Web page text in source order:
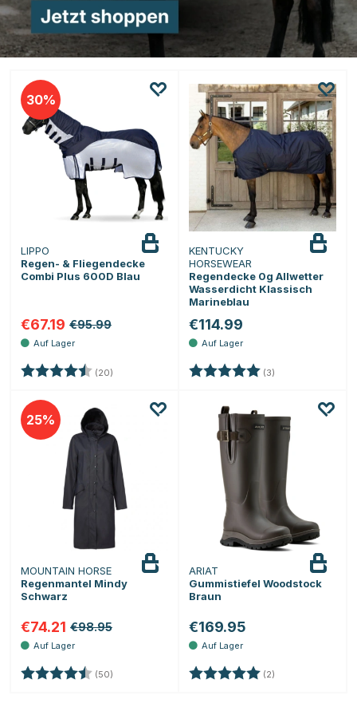
30
LIPPO
Regen- & Fliegendecke
Combi Plus 600D Blau
€67.19 €95.99
Bewertung: (20) 4.3 von 5 Sternen
KENTUCKY
HORSEWEAR
Regendecke 0g Allwetter
Wasserdicht Klassisch
Marineblau
€114.99
Bewertung: (3)
25
MOUNTAIN HORSE
Regenmantel Mindy
Schwarz
€74.21 €98.95
Bewertung: (50) 4.5 von 5 Sternen
ARIAT
Gummistiefel Woodstock
Braun
€169.95
Bewertung: (2)